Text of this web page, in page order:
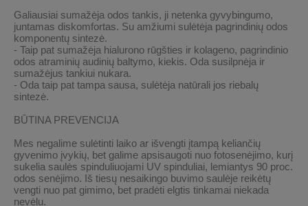
Galiausiai sumažėja odos tankis, ji netenka gyvybingumo,
juntamas diskomfortas. Su amžiumi sulėtėja pagrindinių odos
komponentų sintezė.
- Taip pat sumažėja hialurono rūgšties ir kolageno, pagrindinio
odos atraminių audinių baltymo, kiekis. Oda susilpnėja ir
sumažėjus tankiui nukara.
- Oda taip pat tampa sausa, sulėtėja natūrali jos riebalų
sintezė.
BŪTINA PREVENCIJA
Mes negalime sulėtinti laiko ar išvengti įtampą keliančių
gyvenimo įvykių, bet galime apsisaugoti nuo fotosenėjimo, kurį
sukelia saulės spinduliuojami UV spinduliai, lemiantys 90 proc.
odos senėjimo. Iš tiesų nesaikingo buvimo saulėje reikėtų
vengti nuo pat gimimo, bet pradėti elgtis tinkamai niekada
nevėlu.